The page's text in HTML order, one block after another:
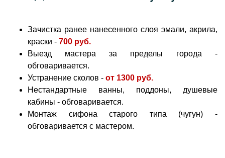
Зачистка ранее нанесенного слоя эмали, акрила,
краски - 700 руб.
Выезд мастера за пределы города -
обговаривается.
Устранение сколов - от 1300 руб.
Нестандартные ванны, поддоны, душевые
кабины - обговаривается.
Монтаж сифона старого типа (чугун) -
обговаривается с мастером.